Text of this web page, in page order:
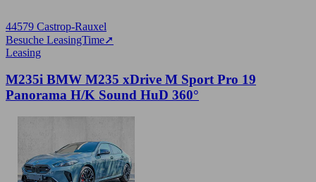
44579 Castrop-Rauxel
Besuche LeasingTime➚
Leasing
M235i BMW M235 xDrive M Sport Pro 19
Panorama H/K Sound HuD 360°